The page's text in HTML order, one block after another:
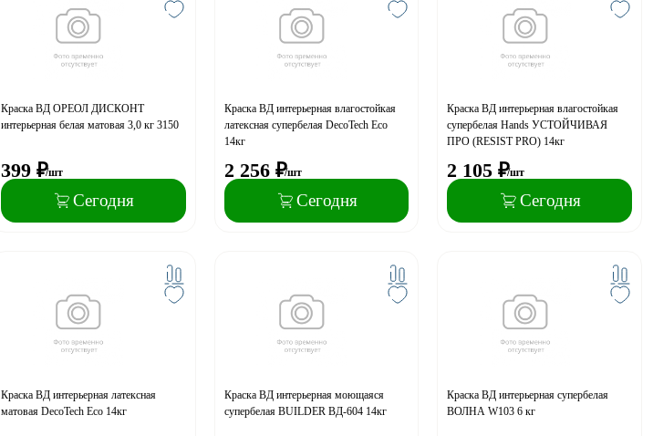
Краска ВД ОРЕОЛ ДИСКОНТ
интерьерная белая матовая 3,0 кг 3150
399 ₽/шт
Сегодня
Краска ВД интерьерная влагостойкая
латексная супербелая DecoTech Eco
14кг
2 256 ₽/шт
Сегодня
Краска ВД интерьерная влагостойкая
супербелая Hands УСТОЙЧИВАЯ
ПРО (RESIST PRO) 14кг
2 105 ₽/шт
Сегодня
Краска ВД интерьерная латексная
матовая DecoTech Eco 14кг
Краска ВД интерьерная моющаяся
супербелая BUILDER ВД-604 14кг
Краска ВД интерьерная супербелая
ВОЛНА W103 6 кг